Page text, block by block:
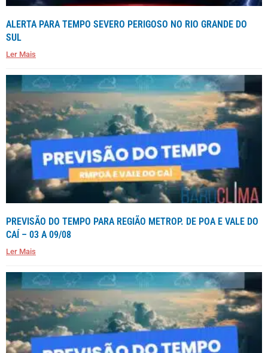
ALERTA PARA TEMPO SEVERO PERIGOSO NO RIO GRANDE DO
SUL
Ler Mais
PREVISÃO DO TEMPO PARA REGIÃO METROP. DE POA E VALE DO
CAÍ – 03 A 09/08
Ler Mais